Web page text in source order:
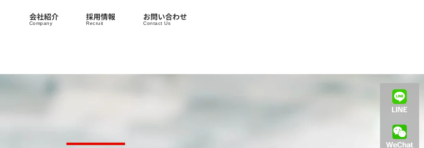
会社紹介
Company
採用情報
Recruit
お問い合わせ
Contact Us